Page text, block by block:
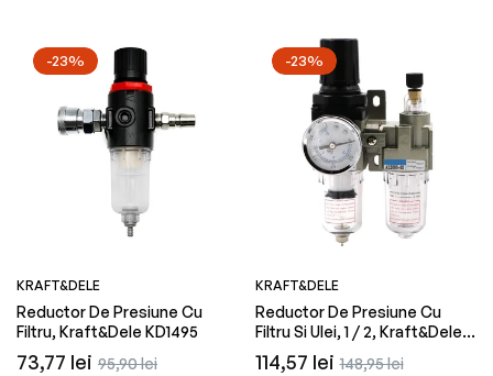
-23%
KRAFT&DELE
Reductor De Presiune Cu
Filtru, Kraft&Dele KD1495
Preț
73,77 lei Preț
95,90 lei
-23%
KRAFT&DELE
Reductor De Presiune Cu
Filtru Si Ulei, 1 / 2, Kraft&Dele
KD1496
Preț
114,57 leiPreț
148,95 lei